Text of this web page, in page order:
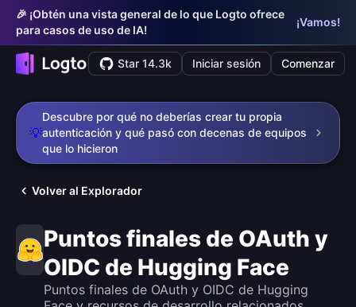
🎉 ¡Obtén una vista general de lo que Logto ofrece
para casos de uso de IA!
¡Vamos!
Star 14.3k Iniciar sesión Comenzar
💡
Descubre por qué no deberías crear tu propia
autenticación y qué pasó con decenas de equipos
que lo hicieron
Volver al Explorador
Puntos finales de OAuth y
OIDC de Hugging Face
Puntos finales de OAuth y OIDC de Hugging